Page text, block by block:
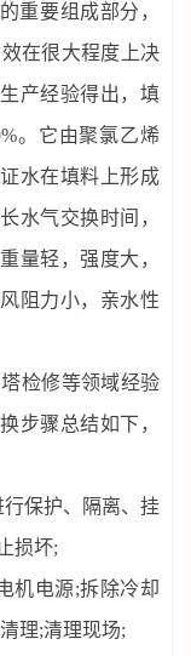
要组成部分，
在很大程度上决
产经验得出，填
。它由聚氯乙烯
水在填料上形成
水气交换时间，
量轻，强度大，
阻力小，亲水性
检修等领域经验
步骤总结如下，
保护、隔离、挂
损坏;
电源;拆除冷却
理;清理现场;